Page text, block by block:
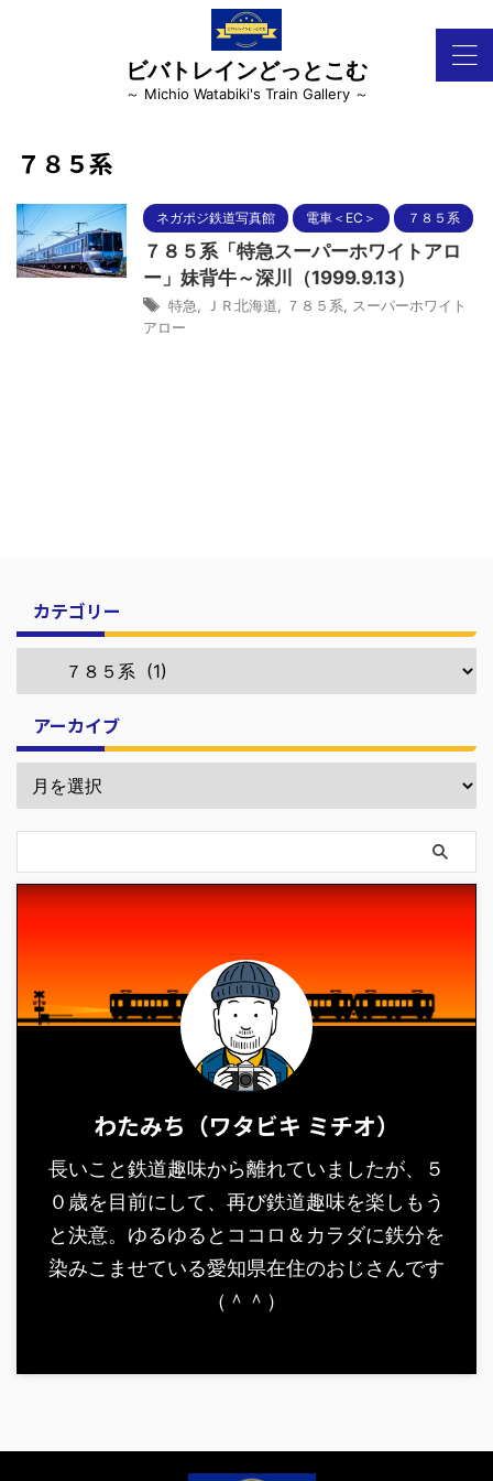
ビバトレインどっとこむ
～ Michio Watabiki's Train Gallery ～
７８５系
ネガポジ鉄道写真館 電車＜EC＞ ７８５系
７８５系「特急スーパーホワイトアロ
ー」妹背牛～深川（1999.9.13）
特急 ＪＲ北海道 ７８５系
スーパーホワイト
アロー
カテゴリー
アーカイブ
わたみち（ワタビキ ミチオ）
長いこと鉄道趣味から離れていましたが、５
０歳を目前にして、再び鉄道趣味を楽しもう
と決意。ゆるゆるとココロ＆カラダに鉄分を
染みこませている愛知県在住のおじさんです
（＾＾）